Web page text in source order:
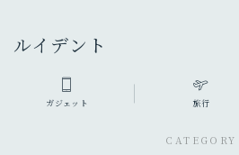
ルイデント
ガジェット 旅行
CATEGORY